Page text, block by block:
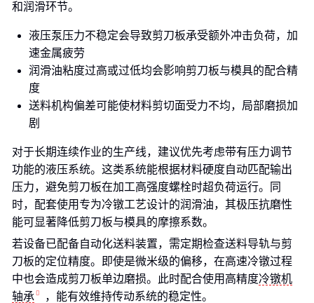
和润滑环节。
液压泵压力不稳定会导致剪刀板承受额外冲击负荷，加
速金属疲劳
润滑油粘度过高或过低均会影响剪刀板与模具的配合精
度
送料机构偏差可能使材料剪切面受力不均，局部磨损加
剧
对于长期连续作业的生产线，建议优先考虑带有压力调节
功能的液压系统。这类系统能根据材料硬度自动匹配输出
压力，避免剪刀板在加工高强度螺栓时超负荷运行。同
时，配套使用专为冷镦工艺设计的润滑油，其极压抗磨性
能可显著降低剪刀板与模具的摩擦系数。
若设备已配备自动化送料装置，需定期检查送料导轨与剪
刀板的定位精度。即使是微米级的偏移，在高速冷镦过程
中也会造成剪刀板单边磨损。此时配合使用高精度冷镦机
轴承
，能有效维持传动系统的稳定性。